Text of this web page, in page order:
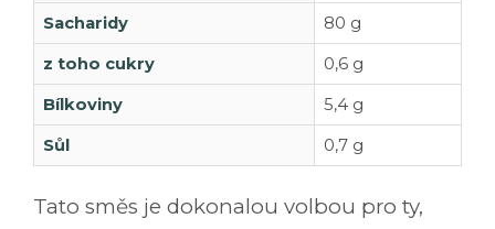
Sacharidy 80 g
z toho cukry 0,6 g
Bílkoviny 5,4 g
Sůl 0,7 g
Tato směs je dokonalou volbou pro ty,